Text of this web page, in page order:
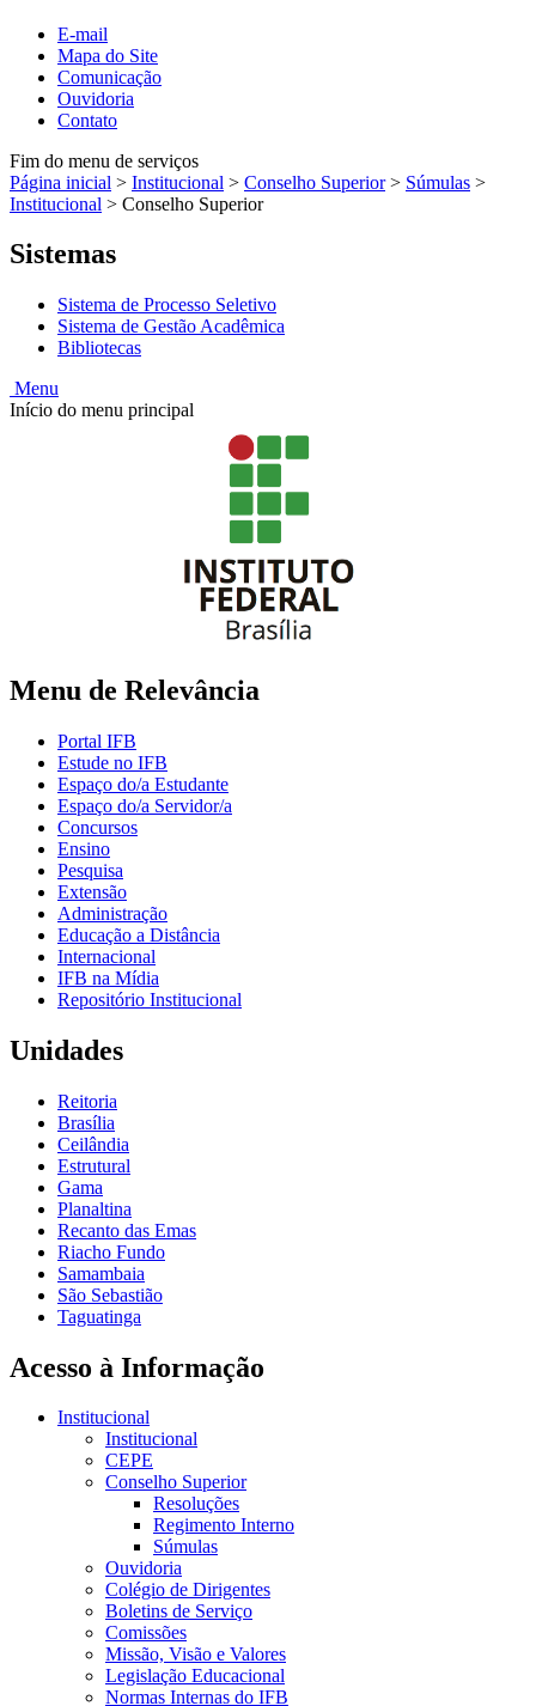
E-mail
Mapa do Site
Comunicação
Ouvidoria
Contato
Fim do menu de serviços
Página inicial > Institucional > Conselho Superior > Súmulas >
Institucional > Conselho Superior
Sistemas
Sistema de Processo Seletivo
Sistema de Gestão Acadêmica
Bibliotecas
Menu
Início do menu principal
Menu de Relevância
Portal IFB
Estude no IFB
Espaço do/a Estudante
Espaço do/a Servidor/a
Concursos
Ensino
Pesquisa
Extensão
Administração
Educação a Distância
Internacional
IFB na Mídia
Repositório Institucional
Unidades
Reitoria
Brasília
Ceilândia
Estrutural
Gama
Planaltina
Recanto das Emas
Riacho Fundo
Samambaia
São Sebastião
Taguatinga
Acesso à Informação
Institucional
Institucional
CEPE
Conselho Superior
Resoluções
Regimento Interno
Súmulas
Ouvidoria
Colégio de Dirigentes
Boletins de Serviço
Comissões
Missão, Visão e Valores
Legislação Educacional
Normas Internas do IFB